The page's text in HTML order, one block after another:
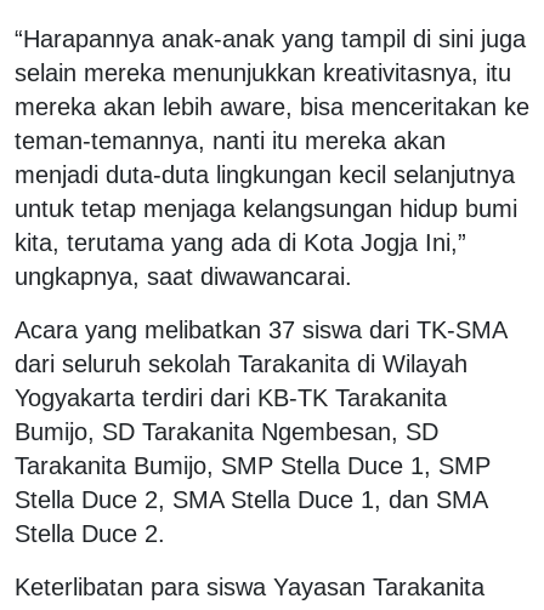
“Harapannya anak-anak yang tampil di sini juga
selain mereka menunjukkan kreativitasnya, itu
mereka akan lebih aware, bisa menceritakan ke
teman-temannya, nanti itu mereka akan
menjadi duta-duta lingkungan kecil selanjutnya
untuk tetap menjaga kelangsungan hidup bumi
kita, terutama yang ada di Kota Jogja Ini,”
ungkapnya, saat diwawancarai.
Acara yang melibatkan 37 siswa dari TK-SMA
dari seluruh sekolah Tarakanita di Wilayah
Yogyakarta terdiri dari KB-TK Tarakanita
Bumijo, SD Tarakanita Ngembesan, SD
Tarakanita Bumijo, SMP Stella Duce 1, SMP
Stella Duce 2, SMA Stella Duce 1, dan SMA
Stella Duce 2.
Keterlibatan para siswa Yayasan Tarakanita